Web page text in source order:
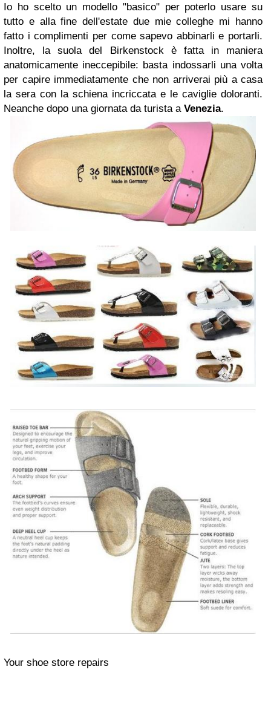
Io ho scelto un modello "basico" per poterlo usare su
tutto e alla fine dell'estate due mie colleghe mi hanno
fatto i complimenti per come sapevo abbinarli e portarli.
Inoltre, la suola del Birkenstock è fatta in maniera
anatomicamente ineccepibile: basta indossarli una volta
per capire immediatamente che non arriverai più a casa
la sera con la schiena incriccata e le caviglie doloranti.
Neanche dopo una giornata da turista a Venezia.
Your shoe store repairs